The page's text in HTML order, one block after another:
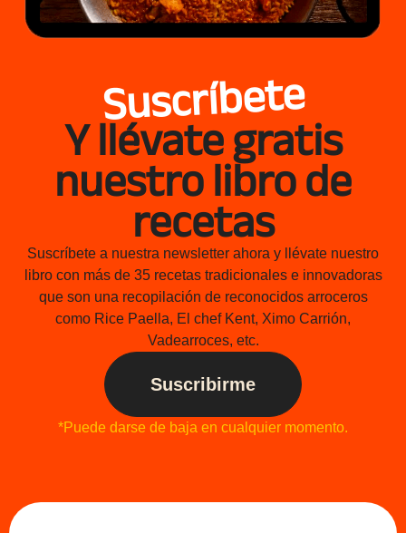
Suscríbete
Y llévate gratis
nuestro libro de
recetas
Suscríbete a nuestra newsletter ahora y llévate nuestro
libro con más de 35 recetas tradicionales e innovadoras
que son una recopilación de reconocidos arroceros
como Rice Paella, El chef Kent, Ximo Carrión,
Vadearroces, etc.
Suscribirme
*Puede darse de baja en cualquier momento.